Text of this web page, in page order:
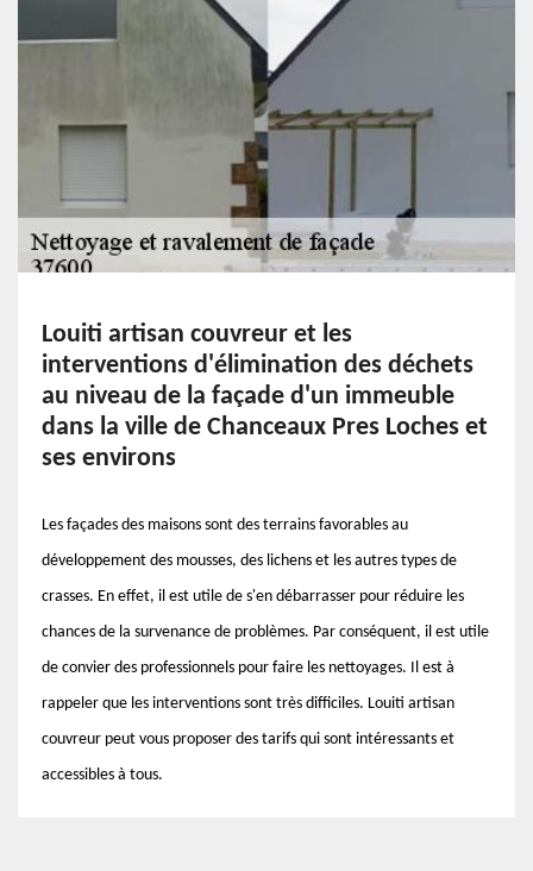
Louiti artisan couvreur et les
interventions d'élimination des déchets
au niveau de la façade d'un immeuble
dans la ville de Chanceaux Pres Loches et
ses environs
Les façades des maisons sont des terrains favorables au
développement des mousses, des lichens et les autres types de
crasses. En effet, il est utile de s'en débarrasser pour réduire les
chances de la survenance de problèmes. Par conséquent, il est utile
de convier des professionnels pour faire les nettoyages. Il est à
rappeler que les interventions sont très difficiles. Louiti artisan
couvreur peut vous proposer des tarifs qui sont intéressants et
accessibles à tous.